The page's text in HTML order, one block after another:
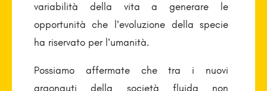
variabilità della vita a generare le
opportunità che l’evoluzione della specie
ha riservato per l’umanità.
Possiamo affermate che tra i nuovi
argonauti della società fluida non